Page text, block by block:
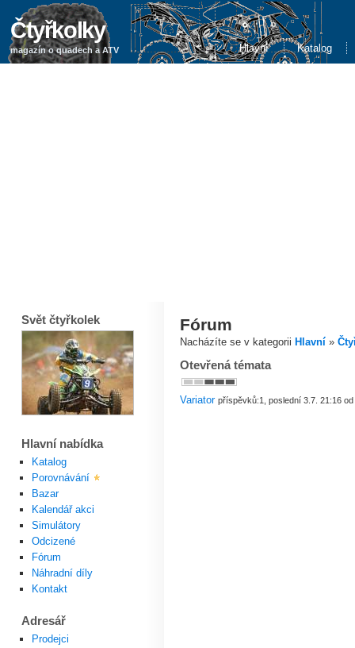
Čtyřkolky
magazín o quadech a ATV Hlavní Katalog
Fórum
Nacházíte se v kategorii Hlavní»
Otevřená témata
Variator příspěvků:1, poslední 3.7. 21:16 od
Svět čtyřkolek
Hlavní nabídka
Katalog
Porovnávání
Bazar
Kalendář akci
Simulátory
Odcizené
Fórum
Náhradní díly
Kontakt
Adresář
Prodejci